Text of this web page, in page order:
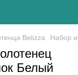
Belizza Набор
Белый